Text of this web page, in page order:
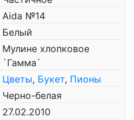
Aida №14
Белый
Мулине хлопковое
`Гамма`
Цветы, Букет, Пионы
Черно-белая
27.02.2010